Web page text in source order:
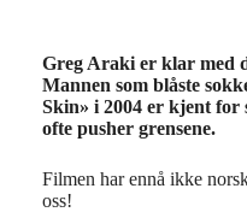
Greg Araki er klar med
Mannen som blåste
Skin» i 2004 er kjent for
ofte pusher grensene.
Filmen har ennå ikke
oss!